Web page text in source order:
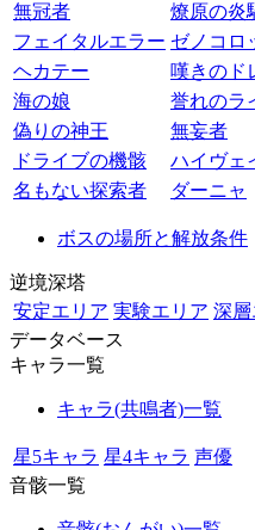
無冠者
燎原の炎
フェイタルエラー ゼノコロ
ヘカテー
嘆きのド
海の娘
誉れのラ
偽りの神王
無妄者
ドライブの機骸
ハイヴェ
名もない探索者
ダーニャ
ボスの場所と解放条件
逆境深塔
安定エリア 実験エリア 深層
データベース
キャラ一覧
キャラ(共鳴者)一覧
星5キャラ 星4キャラ 声優
音骸一覧